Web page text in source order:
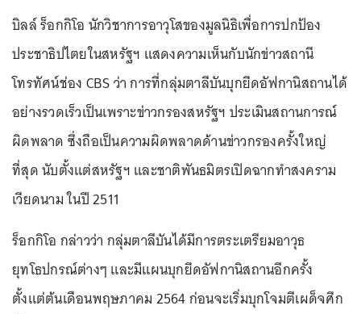
บิลล์ ร็อกกิโอ นักวิชาการอาวุโสของมูลนิธิเพื่อการปกป้อง
ประชาธิปไตยในสหรัฐฯ แสดงความเห็นกับนักข่าวสถานี
โทรทัศน์ช่อง CBS ว่า การที่กลุ่มตาลีบันบุกยึดอัฟกานิสถานได้
อย่างรวดเร็วเป็นเพราะข่าวกรองสหรัฐฯ ประเมินสถานการณ์
ผิดพลาด ซึ่งถือเป็นความผิดพลาดด้านข่าวกรองครั้งใหญ่
ที่สุด นับตั้งแต่สหรัฐฯ และชาติพันธมิตรเปิดฉากทำสงคราม
เวียดนาม ในปี 2511
ร็อกกิโอ กล่าวว่า กลุ่มตาลีบันได้มีการตระเตรียมอาวุธ
ยุทโธปกรณ์ต่างๆ และมีแผนบุกยึดอัฟกานิสถานอีกครั้ง
ตั้งแต่ต้นเดือนพฤษภาคม 2564 ก่อนจะเริ่มบุกโจมตีเผด็จศึก